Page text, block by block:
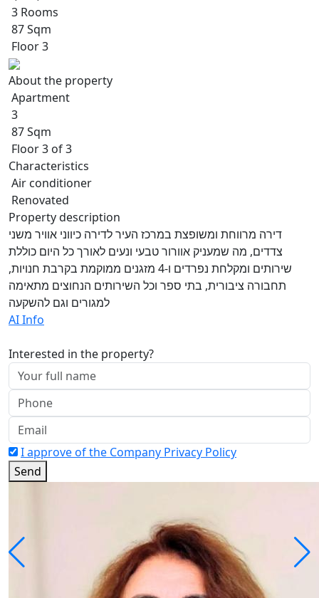
3 Rooms
87 Sqm
Floor 3
About the property
Apartment
3
87 Sqm
Floor 3 of 3
Characteristics
Air conditioner
Renovated
Property description
דירה מרווחת ומשופצת במרכז העיר לדירה כיווני אוויר משני
צדדים, מה שמעניק אוורור טבעי ונעים לאורך כל היום כוללת
שירותים ומקלחת נפרדים ו-4 מזגנים ממוקמת בקרבת חנויות,
תחבורה ציבורית, בתי ספר וכל השירותים הנחוצים מתאימה
למגורים וגם להשקעה
AI Info
Interested in the property?
I approve of the Company Privacy Policy
Send